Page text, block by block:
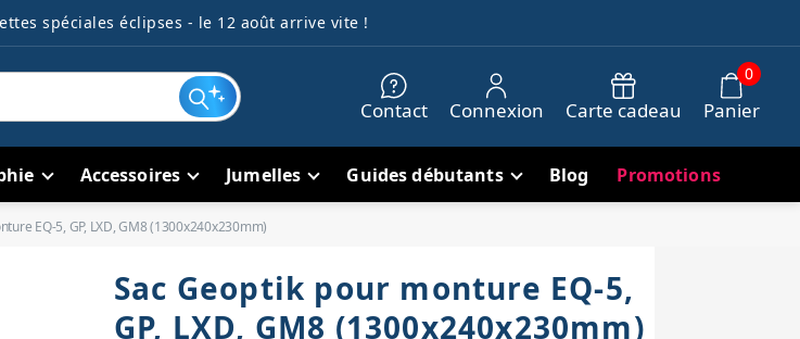
spéciales éclipses - le 12 août arrive vite !
Contact Connexion Carte cadeau Panier
0
Accessoires Jumelles Guides débutants Blog Promotions
EQ-5, GP, LXD, GM8 (1300x240x230mm)
Sac Geoptik pour monture EQ-5,
GP, LXD, GM8 (1300x240x230mm)